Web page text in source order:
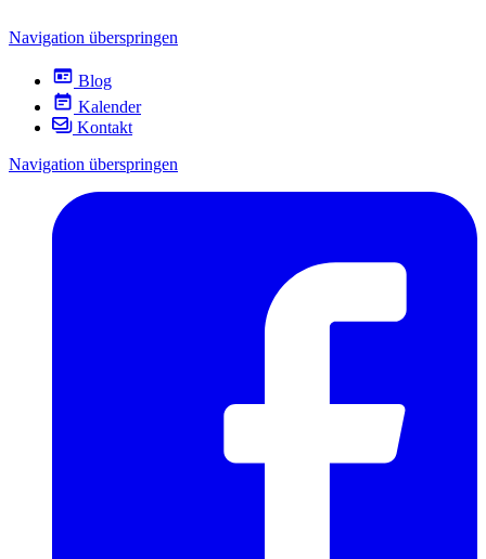
Navigation überspringen
Blog
Kalender
Kontakt
Navigation überspringen